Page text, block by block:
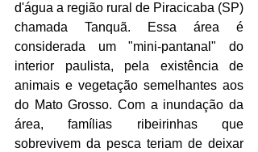
d'água a região rural de Piracicaba (SP)
chamada Tanquã. Essa área é
considerada um "mini-pantanal" do
interior paulista, pela existência de
animais e vegetação semelhantes aos
do Mato Grosso. Com a inundação da
área, famílias ribeirinhas que
sobrevivem da pesca teriam de deixar